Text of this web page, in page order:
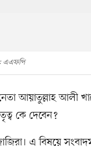
এএফপি
আয়াতুল্লাহ আলী
কে দেবেন?
এ বিষয়ে